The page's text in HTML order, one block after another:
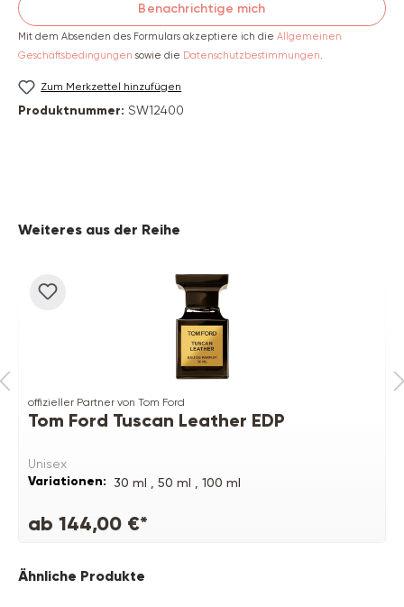
Benachrichtige mich
Mit dem Absenden des Formulars akzeptiere ich die Allgemeinen
Geschäftsbedingungen sowie die Datenschutzbestimmungen.
Zum Merkzettel hinzufügen
Produktnummer: SW12400
Produktgalerie überspringen
Weiteres aus der Reihe
offizieller Partner von Tom Ford
Tom Ford Tuscan Leather EDP
Unisex
Variationen: 30 ml , 50 ml , 100 ml
ab 144,00 €*
Produktgalerie überspringen
Ähnliche Produkte